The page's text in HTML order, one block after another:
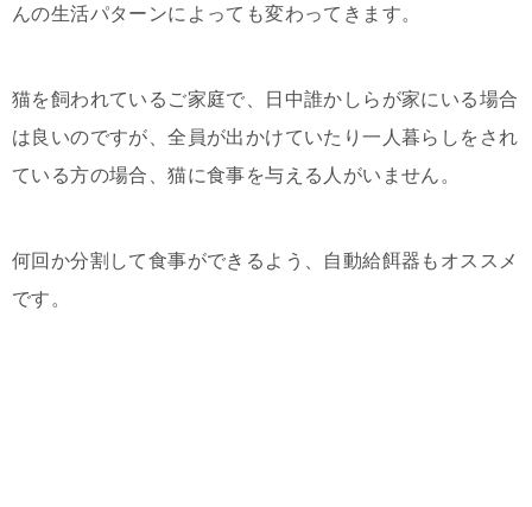
んの生活パターンによっても変わってきます。
猫を飼われているご家庭で、日中誰かしらが家にいる場合
は良いのですが、全員が出かけていたり一人暮らしをされ
ている方の場合、猫に食事を与える人がいません。
何回か分割して食事ができるよう、自動給餌器もオススメ
です。